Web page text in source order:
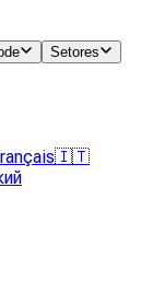
Setores
🇮🇹